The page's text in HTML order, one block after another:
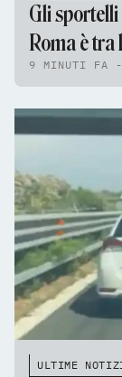
Gli
Roma è
9 MINUTI FA -
ULTIME